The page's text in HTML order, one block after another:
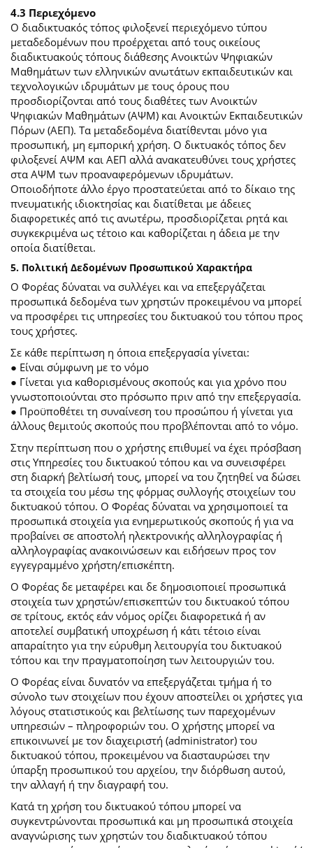
4.3 Περιεχόμενο
O διαδικτυακός τόπος φιλοξενεί περιεχόμενο τύπου
μεταδεδομένων που προέρχεται από τους οικείους
διαδικτυακούς τόπους διάθεσης Ανοικτών Ψηφιακών
Μαθημάτων των ελληνικών ανωτάτων εκπαιδευτικών και
τεχνολογικών ιδρυμάτων με τους όρους που
προσδιορίζονται από τους διαθέτες των Ανοικτών
Ψηφιακών Μαθημάτων (ΑΨΜ) και Ανοικτών Εκπαιδευτικών
Πόρων (ΑΕΠ). Τα μεταδεδομένα διατίθενται μόνο για
προσωπική, μη εμπορική χρήση. Ο δικτυακός τόπος δεν
φιλοξενεί ΑΨΜ και ΑΕΠ αλλά ανακατευθύνει τους χρήστες
στα ΑΨΜ των προαναφερόμενων ιδρυμάτων.
Οποιοδήποτε άλλο έργο προστατεύεται από το δίκαιο της
πνευματικής ιδιοκτησίας και διατίθεται με άδειες
διαφορετικές από τις ανωτέρω, προσδιορίζεται ρητά και
συγκεκριμένα ως τέτοιο και καθορίζεται η άδεια με την
οποία διατίθεται.
5. Πολιτική Δεδομένων Προσωπικού Χαρακτήρα
Ο Φορέας δύναται να συλλέγει και να επεξεργάζεται
προσωπικά δεδομένα των χρηστών προκειμένου να μπορεί
να προσφέρει τις υπηρεσίες του δικτυακού του τόπου προς
τους χρήστες.
Σε κάθε περίπτωση η όποια επεξεργασία γίνεται:
● Είναι σύμφωνη με το νόμο
● Γίνεται για καθορισμένους σκοπούς και για χρόνο που
γνωστοποιούνται στο πρόσωπο πριν από την επεξεργασία.
● Προϋποθέτει τη συναίνεση του προσώπου ή γίνεται για
άλλους θεμιτούς σκοπούς που προβλέπονται από το νόμο.
Στην περίπτωση που ο χρήστης επιθυμεί να έχει πρόσβαση
στις Υπηρεσίες του δικτυακού τόπου και να συνεισφέρει
στη διαρκή βελτίωσή τους, μπορεί να του ζητηθεί να δώσει
τα στοιχεία του μέσω της φόρμας συλλογής στοιχείων του
δικτυακού τόπου. Ο Φορέας δύναται να χρησιμοποιεί τα
προσωπικά στοιχεία για ενημερωτικούς σκοπούς ή για να
προβαίνει σε αποστολή ηλεκτρονικής αλληλογραφίας ή
αλληλογραφίας ανακοινώσεων και ειδήσεων προς τον
εγγεγραμμένο χρήστη/επισκέπτη.
Ο Φορέας δε μεταφέρει και δε δημοσιοποιεί προσωπικά
στοιχεία των χρηστών/επισκεπτών του δικτυακού τόπου
σε τρίτους, εκτός εάν νόμος ορίζει διαφορετικά ή αν
αποτελεί συμβατική υποχρέωση ή κάτι τέτοιο είναι
απαραίτητο για την εύρυθμη λειτουργία του δικτυακού
τόπου και την πραγματοποίηση των λειτουργιών του.
Ο Φορέας είναι δυνατόν να επεξεργάζεται τμήμα ή το
σύνολο των στοιχείων που έχουν αποστείλει οι χρήστες για
λόγους στατιστικούς και βελτίωσης των παρεχομένων
υπηρεσιών – πληροφοριών του. Ο χρήστης μπορεί να
επικοινωνεί με τον διαχειριστή (administrator) του
δικτυακού τόπου, προκειμένου να διασταυρώσει την
ύπαρξη προσωπικού του αρχείου, την διόρθωση αυτού,
την αλλαγή ή την διαγραφή του.
Κατά τη χρήση του δικτυακού τόπου μπορεί να
συγκεντρώνονται προσωπικά και μη προσωπικά στοιχεία
αναγνώρισης των χρηστών του διαδικτυακού τόπου